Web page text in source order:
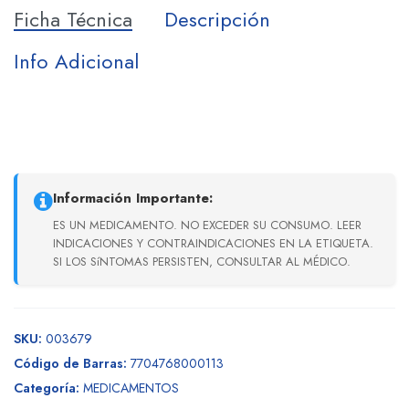
Ficha Técnica
Descripción
Info Adicional
Información Importante:
ES UN MEDICAMENTO. NO EXCEDER SU CONSUMO. LEER
INDICACIONES Y CONTRAINDICACIONES EN LA ETIQUETA.
SI LOS SíNTOMAS PERSISTEN, CONSULTAR AL MÉDICO.
SKU: 003679
Código de Barras: 7704768000113
Categoría: MEDICAMENTOS